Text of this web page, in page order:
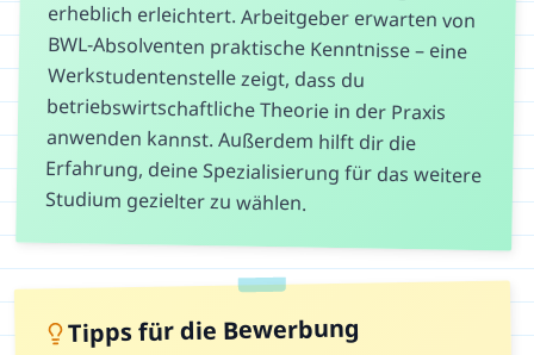
Studium gezielter zu wählen.
Tipps für die Bewerbung